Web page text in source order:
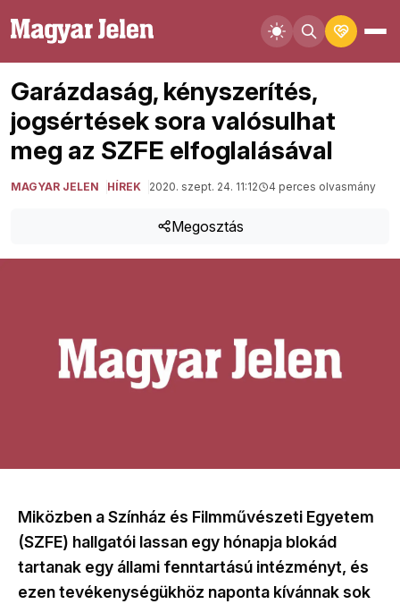
Garázdaság, kényszerítés,
jogsértések sora valósulhat
meg az SZFE elfoglalásával
MAGYAR JELEN HÍREK 2020. szept. 24. 11:12 4 perces olvasmány
Megosztás
Miközben a Színház és Filmművészeti Egyetem
(SZFE) hallgatói lassan egy hónapja blokád
tartanak egy állami fenntartású intézményt, és
ezen tevékenységükhöz naponta kívánnak sok